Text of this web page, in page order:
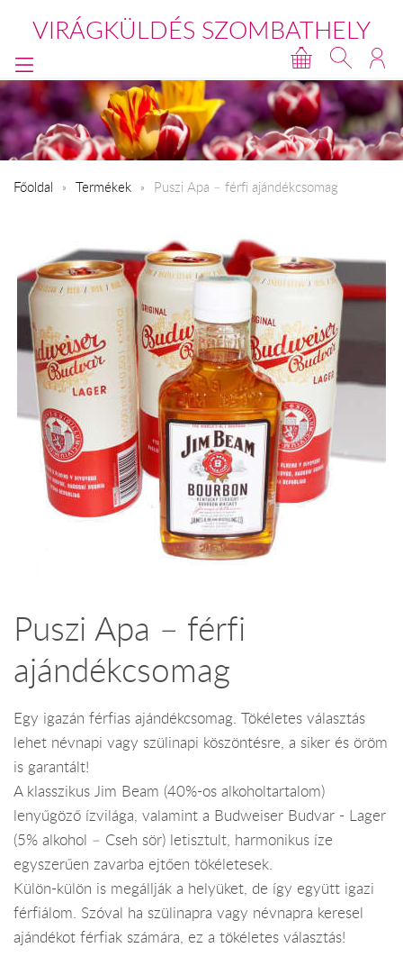
VIRÁGKÜLDÉS SZOMBATHELY
Főoldal Termékek Puszi Apa – férfi ajándékcsomag
Puszi Apa – férfi
ajándékcsomag
Egy igazán férfias ajándékcsomag. Tökéletes választás
lehet névnapi vagy szülinapi köszöntésre, a siker és öröm
is garantált!
A klasszikus Jim Beam (40%-os alkoholtartalom)
lenyűgöző ízvilága, valamint a Budweiser Budvar - Lager
(5% alkohol – Cseh sör) letisztult, harmonikus íze
egyszerűen zavarba ejtően tökéletesek.
Külön-külön is megállják a helyüket, de így együtt igazi
férfiálom. Szóval ha szülinapra vagy névnapra keresel
ajándékot férfiak számára, ez a tökéletes választás!